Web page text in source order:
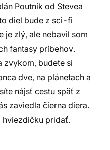
Poutník od Stevea
diel bude z sci-fi
je zlý, ale nebavil som
fantasy príbehov.
zvykom, budete si
dve, na plánetach a
nájsť cestu späť z
zaviedla čierna diera.
hviezdičku pridať.